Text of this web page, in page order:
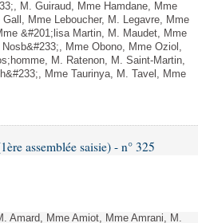
M. Guiraud, Mme Hamdane, Mme
Mme Leboucher, M. Legavre, Mme
&#201;lisa Martin, M. Maudet, Mme
Mme Obono, Mme Oziol,
M. Ratenon, M. Saint-Martin,
Mme Taurinya, M. Tavel, Mme
assemblée saisie) - n° 325
Amard, Mme Amiot, Mme Amrani, M.